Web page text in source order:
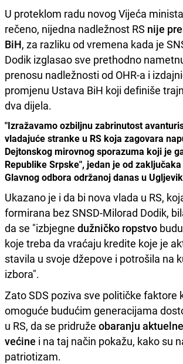
U proteklom radu novog Vijeća
rečeno, nijedna nadležnost RS nije
BiH, za razliku od vremena kada je
Dodik izglasao sve prethodno
prenosu nadležnosti od OHR-a i
promjenu Ustava BiH koji definiše
dva dijela.
"Izražavamo ozbiljnu zabrinutost
vladajuće stranke u RS koja zagovara
Dejtonskog mirovnog sporazuma koji je
Republike Srpske", jedan je od
Glavnog odbora održanoj danas u
Ukazano je i da bi nova vlada u RS,
formirana bez SNSD-Milorad Dodik,
da se "izbjegne dužničko ropstvo
koje treba da vraćaju kredite koje je
stavila u svoje džepove i potrošila na
izbora".
Zato SDS poziva sve političke faktore
omoguće budućim generacijama
u RS, da se pridruže obaranju
većine i na taj način pokažu, kako su
patriotizam.